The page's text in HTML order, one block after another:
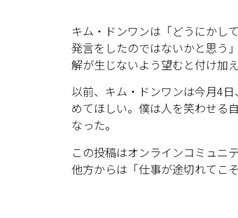
キム・ドンワンは「どうにかし
発言をしたのではないかと思う
解が生じないよう望むと付け加え
以前、キム・ドンワンは今月4
めてほしい。僕は人を笑わせる
なった。
この投稿はオンラインコミュニ
他方からは「仕事が途切れてこ